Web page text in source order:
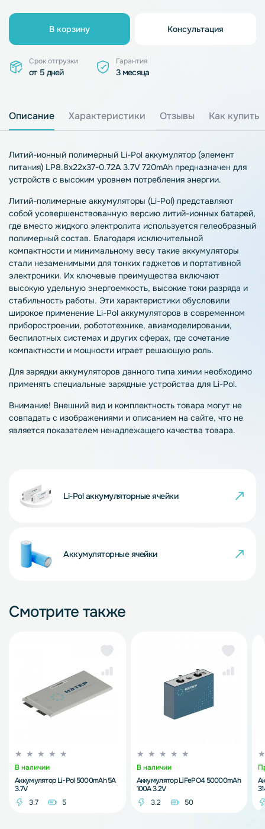
В корзину Консультация
Срок отгрузки
от 5 дней
Гарантия
3 месяца
Описание Характеристики Отзывы Как купить
Литий-ионный полимерный Li-Pol аккумулятор (элемент
питания) LP8.8х22х37-0.72A 3.7V 720mAh предназначен для
устройств с высоким уровнем потребления энергии.
Литий-полимерные аккумуляторы (Li-Pol) представляют
собой усовершенствованную версию литий-ионных батарей,
где вместо жидкого электролита используется гелеобразный
полимерный состав. Благодаря исключительной
компактности и минимальному весу такие аккумуляторы
стали незаменимыми для тонких гаджетов и портативной
электроники. Их ключевые преимущества включают
высокую удельную энергоемкость, высокие токи разряда и
стабильность работы. Эти характеристики обусловили
широкое применение Li-Pol аккумуляторов в современном
приборостроении, робототехнике, авиамоделировании,
беспилотных системах и других сферах, где сочетание
компактности и мощности играет решающую роль.
Для зарядки аккумуляторов данного типа химии необходимо
применять специальные зарядные устройства для Li-Pol.
Внимание! Внешний вид и комплектность товара могут не
совпадать с изображениями и описанием на сайте, что не
является показателем ненадлежащего качества товара.
Li-Pol аккумуляторные ячейки
Аккумуляторные ячейки
Смотрите также
В наличии
Аккумулятор Li-Pol 5000mAh 5A
3.7V
3.7
5
В наличии
Аккумулятор LiFePO4 50000mAh
100A 3.2V
3.2
50